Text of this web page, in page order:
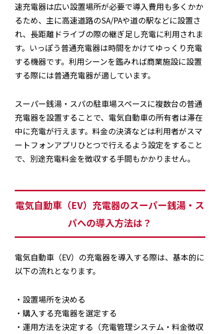
速充電器は広い設置場所が必要で導入費用も多くかか
るため、主に高速道路のSA/PAや道の駅などに設置さ
れ、長距離ドライブの際の継ぎ足し充電に利用されま
す。いっぽう普通充電器は時間をかけてゆっくり充電
する機器です。利用シーンを鑑みれば商業施設に設置
する際には普通充電器が適しています。
スーパー銭湯・スパの駐車場スペースに複数台の普通
充電器を設置することで、電気自動車の所有者は滞在
中に充電が行えます。料金の決済などは利用者がスマ
ートフォンアプリひとつで行えるよう設定をすること
で、別途充電料金を徴収する手間もかかりません。
電気自動車（EV）充電器のスーパー銭湯・ス
パへの導入方法は？
電気自動車（EV）の充電器を導入する際は、基本的に
以下の流れとなります。
・設置場所を決める
・購入する充電器を選定する
・運用方法を決定する（充電管理システム・料金徴収